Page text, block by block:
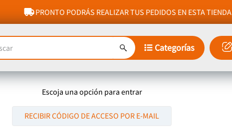
PRONTO PODRÁS REALIZAR TUS PEDIDOS EN ESTA TIENDA
Categorías
Escoja una opción para entrar
RECIBIR CÓDIGO DE ACCESO POR E-MAIL